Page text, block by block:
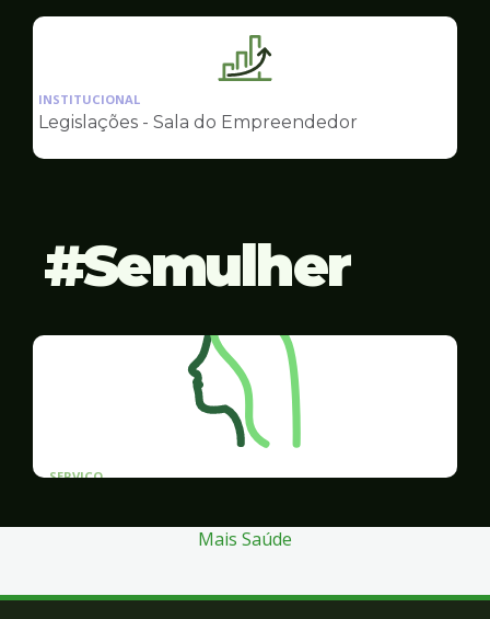
Ilustração
pagina
Sala
INSTITUCIONAL
Legislações - Sala do Empreendedor
Semulher
SERVICO
Mais Saúde